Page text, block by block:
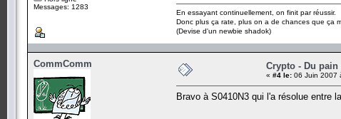
Messages: 1283
En essayant continuellement, on finit par réussir.
Donc plus ça rate, plus on a de chances que ça
(Devise d'un newbie shadok)
CommComm Crypto - Du
« #4 le: 06 Juin 2007
Bravo à S0410N3 qui l'a résolue entre